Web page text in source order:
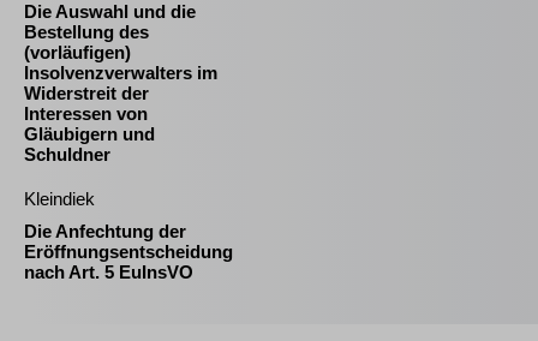
Die Auswahl und die
Bestellung des
(vorläufigen)
Insolvenzverwalters im
Widerstreit der
Interessen von
Gläubigern und
Schuldner
Kleindiek
Die Anfechtung der
Eröffnungsentscheidung
nach Art. 5 EuInsVO